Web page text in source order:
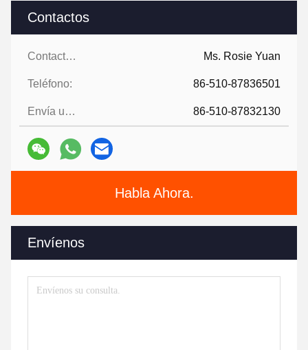
Contactos
Contactos: Ms. Rosie Yuan
Teléfono: 86-510-87836501
Envía un fax.: 86-510-87832130
Habla Ahora.
Envíenos